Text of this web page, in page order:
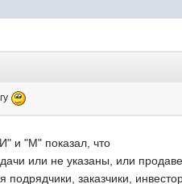
и "М" показал, что
или не указаны, или
заказчики,